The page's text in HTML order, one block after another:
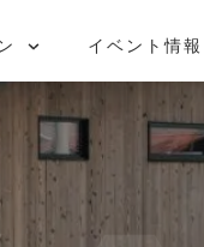
イベント情報